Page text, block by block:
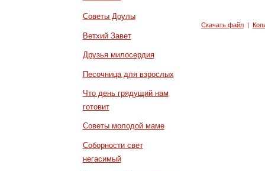
Советы Доулы
Ветхий Завет
Друзья милосердия
Песочница для взрослых
Что день грядущий нам
готовит
Советы молодой маме
Соборности свет
негасимый
Скачать файл|